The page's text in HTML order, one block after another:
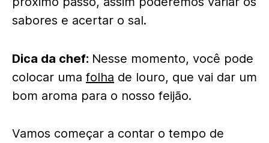
sabores e acertar o sal.
Dica da chef: Nesse momento, você pode
colocar uma folha de louro, que vai dar um
bom aroma para o nosso feijão.
Vamos começar a contar o tempo de